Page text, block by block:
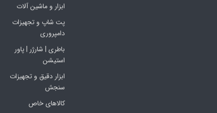
ابزار و ماشین آلات
پت شاپ و تجهیزات
دامپروری
باطری | شارژر | پاور
استیشن
ابزار دقیق و تجهیزات
سنجش
کالاهای خاص